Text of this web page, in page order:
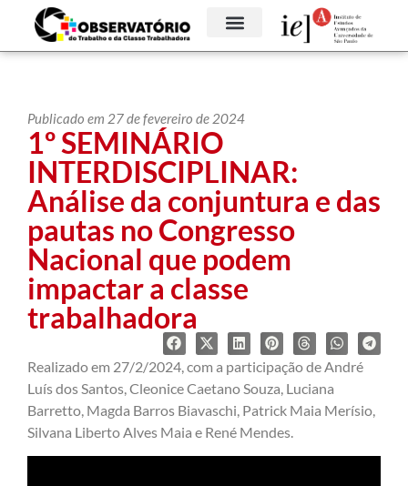
Publicado em 27 de fevereiro de 2024
1º SEMINÁRIO
INTERDISCIPLINAR:
Análise da conjuntura e das
pautas no Congresso
Nacional que podem
impactar a classe
trabalhadora
Realizado em 27/2/2024, com a participação de André
Luís dos Santos, Cleonice Caetano Souza, Luciana
Barretto, Magda Barros Biavaschi, Patrick Maia Merísio,
Silvana Liberto Alves Maia e René Mendes.